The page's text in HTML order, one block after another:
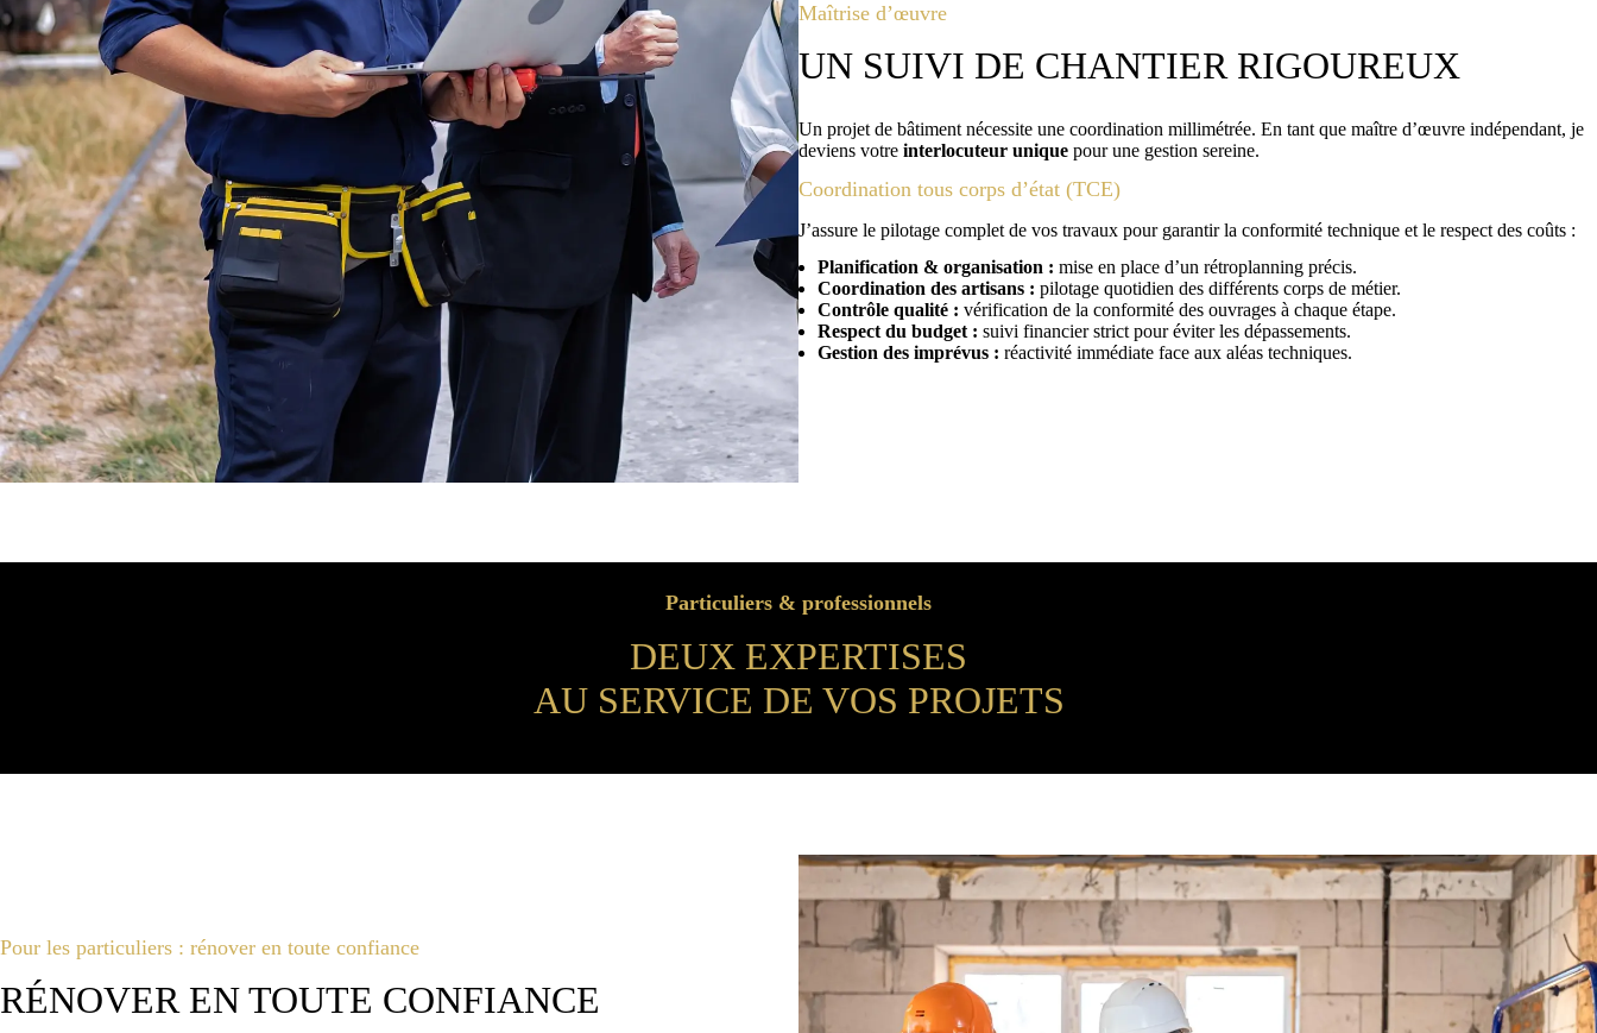
Maîtrise d’œuvre
UN SUIVI DE CHANTIER RIGOUREUX
Un projet de bâtiment nécessite une coordination millimétrée. En tant que maître d’œuvre indépendant, je
deviens votre interlocuteur unique pour une gestion sereine.
Coordination tous corps d’état (TCE)
J’assure le pilotage complet de vos travaux pour garantir la conformité technique et le respect des coûts :
Planification & organisation : mise en place d’un rétroplanning précis.
Coordination des artisans : pilotage quotidien des différents corps de métier.
Contrôle qualité : vérification de la conformité des ouvrages à chaque étape.
Respect du budget : suivi financier strict pour éviter les dépassements.
Gestion des imprévus : réactivité immédiate face aux aléas techniques.
Particuliers & professionnels
DEUX EXPERTISES
AU SERVICE DE VOS PROJETS
Pour les particuliers : rénover en toute confiance
RÉNOVER EN TOUTE CONFIANCE